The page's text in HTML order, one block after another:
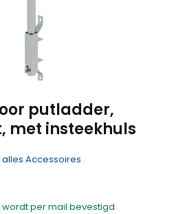
putladder,
met insteekhuls
alles Accessoires
per mail bevestigd